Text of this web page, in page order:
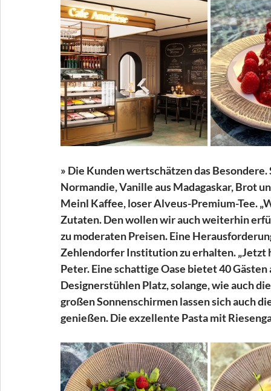
» Die Kunden wertschätzen das
Normandie, Vanille aus Madagaskar, Brot
Meinl Kaffee, loser Alveus-Premium-Tee.
Zutaten. Den wollen wir auch weiterhin
zu moderaten Preisen. Eine
Zehlendorfer Institution zu erhalten. „Jetzt
Peter. Eine schattige Oase bietet 40
Designerstühlen Platz, solange, wie auch
großen Sonnenschirmen lassen sich auch
genießen. Die exzellente Pasta mit